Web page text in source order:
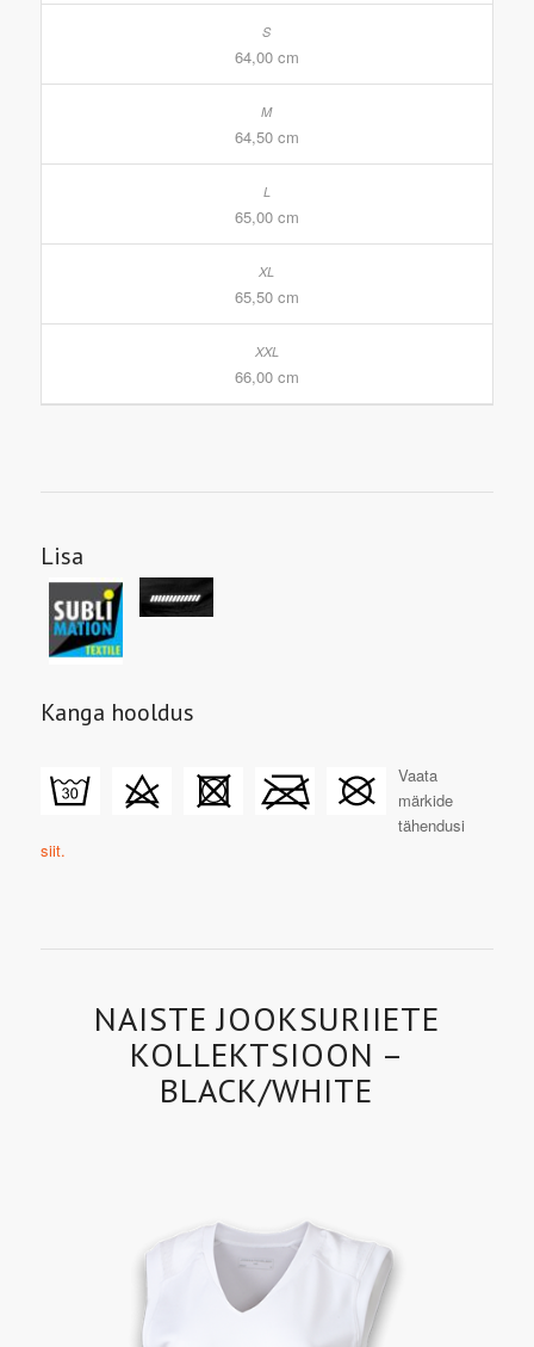
64,00 cm
64,50 cm
65,00 cm
65,50 cm
66,00 cm
Lisa
Kanga hooldus
Vaata
märkide
tähendusi
siit.
NAISTE JOOKSURIIETE
KOLLEKTSIOON –
BLACK/WHITE